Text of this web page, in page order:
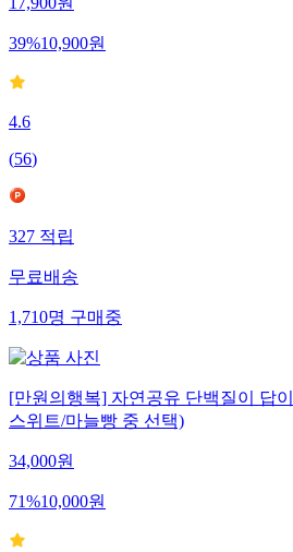
17,900원
39%10,900원
4.6
(56)
327적립
무료배송
1,710명구매중
[만원의행복] 자연공유 단백질이 답
스위트/마늘빵 중 선택)
34,000원
71%10,000원